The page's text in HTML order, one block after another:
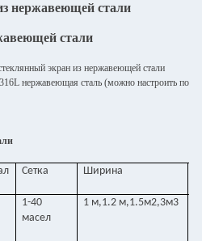
нержавеющей стали
стали
экран из нержавеющей стали
нержавеющая сталь (можно настроить по
Сетка Ширина
1-40
масел
1 м,1.2 м,1.5м2,3м3